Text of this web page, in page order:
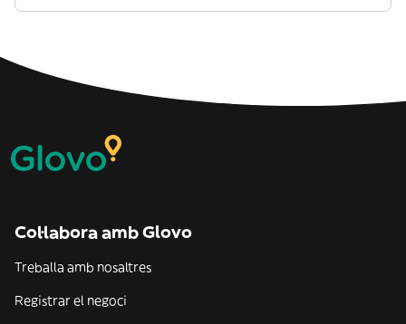
Col·labora amb Glovo
Treballa amb nosaltres
Registrar el negoci